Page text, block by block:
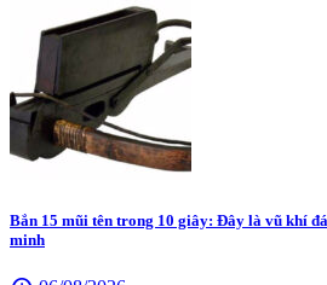
Bắn 15 mũi tên trong 10 giây: Đây là vũ khí
minh